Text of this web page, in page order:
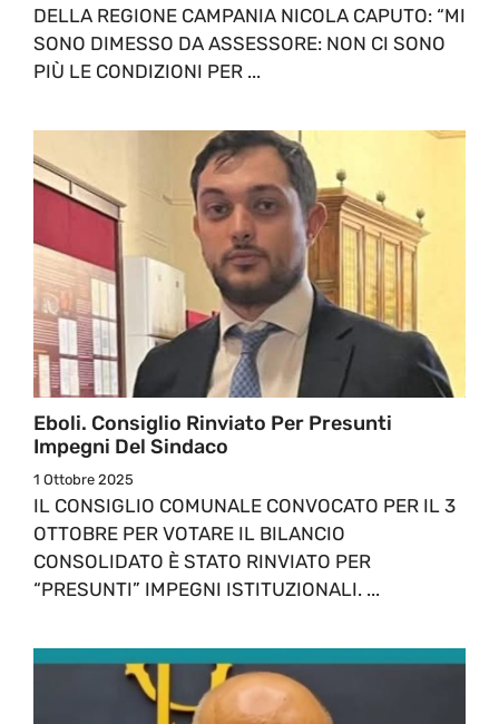
DELLA REGIONE CAMPANIA NICOLA CAPUTO: “MI
SONO DIMESSO DA ASSESSORE: NON CI SONO
PIÙ LE CONDIZIONI PER ...
Eboli. Consiglio Rinviato Per Presunti
Impegni Del Sindaco
1 Ottobre 2025
IL CONSIGLIO COMUNALE CONVOCATO PER IL 3
OTTOBRE PER VOTARE IL BILANCIO
CONSOLIDATO È STATO RINVIATO PER
“PRESUNTI” IMPEGNI ISTITUZIONALI. ...